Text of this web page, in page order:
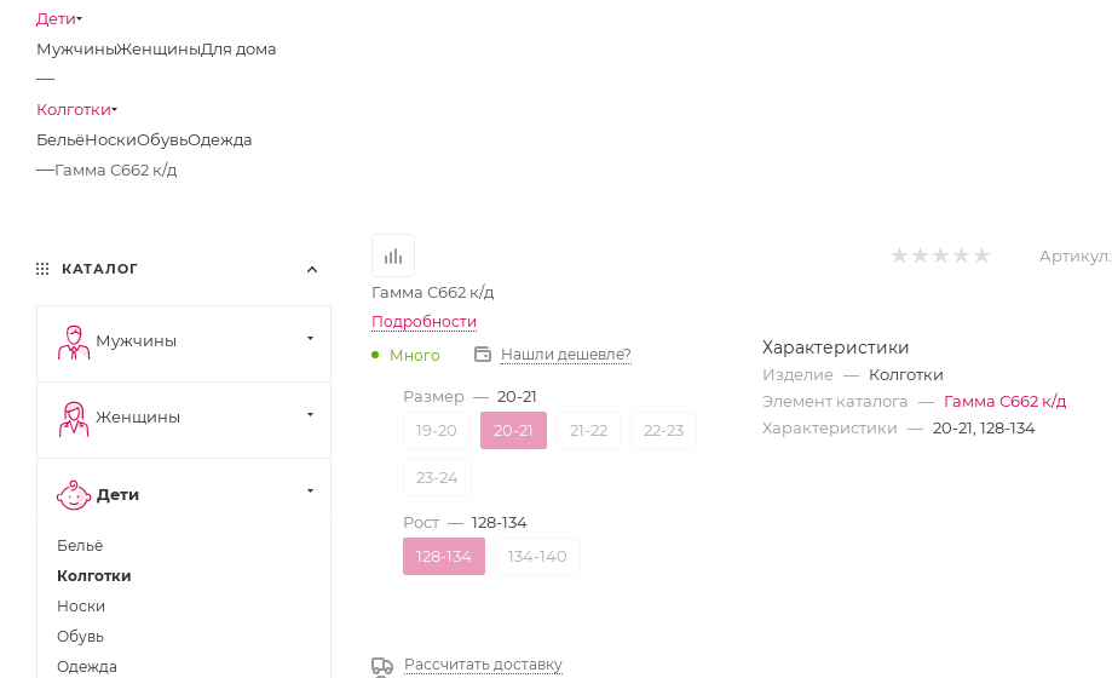
Дети
МужчиныЖенщиныДля дома
—
Колготки
БельёНоскиОбувьОдежда
—Гамма С662 к/д
Артикул:
Гамма С662 к/д
Подробности
Много
Нашли дешевле?
Размер — 20-21
19-20
20-21 21-22 22-23
23-24
Рост — 128-134
128-134
134-140
Рассчитать доставку
Характеристики
Изделие — Колготки
Элемент каталога — Гамма С662 к/д
Характеристики — 20-21, 128-134
КАТАЛОГ
Мужчины
Женщины
Дети
Бельё
Колготки
Носки
Обувь
Одежда